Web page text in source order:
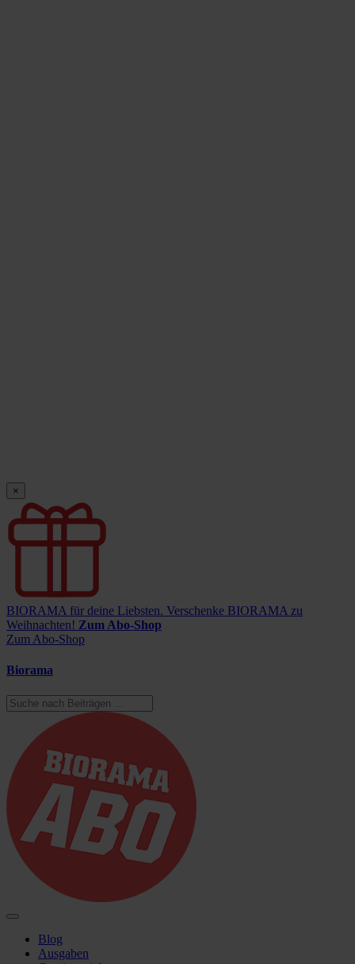
×
BIORAMA für deine Liebsten. Verschenke BIORAMA zu
Weihnachten! Zum Abo-Shop
Zum Abo-Shop
Biorama
Blog
Ausgaben